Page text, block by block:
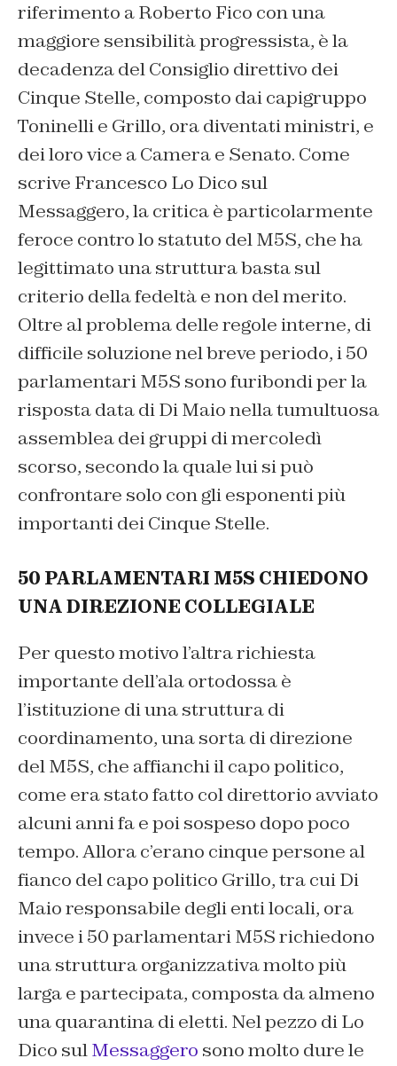
riferimento a Roberto Fico con una
maggiore sensibilità progressista, è la
decadenza del Consiglio direttivo dei
Cinque Stelle, composto dai capigruppo
Toninelli e Grillo, ora diventati ministri, e
dei loro vice a Camera e Senato. Come
scrive Francesco Lo Dico sul
Messaggero, la critica è particolarmente
feroce contro lo statuto del M5S, che ha
legittimato una struttura basta sul
criterio della fedeltà e non del merito.
Oltre al problema delle regole interne, di
difficile soluzione nel breve periodo, i 50
parlamentari M5S sono furibondi per la
risposta data di Di Maio nella tumultuosa
assemblea dei gruppi di mercoledì
scorso, secondo la quale lui si può
confrontare solo con gli esponenti più
importanti dei Cinque Stelle.
50 PARLAMENTARI M5S CHIEDONO
UNA DIREZIONE COLLEGIALE
Per questo motivo l’altra richiesta
importante dell’ala ortodossa è
l’istituzione di una struttura di
coordinamento, una sorta di direzione
del M5S, che affianchi il capo politico,
come era stato fatto col direttorio avviato
alcuni anni fa e poi sospeso dopo poco
tempo. Allora c’erano cinque persone al
fianco del capo politico Grillo, tra cui Di
Maio responsabile degli enti locali, ora
invece i 50 parlamentari M5S richiedono
una struttura organizzativa molto più
larga e partecipata, composta da almeno
una quarantina di eletti. Nel pezzo di Lo
Dico sulMessaggero sono molto dure le